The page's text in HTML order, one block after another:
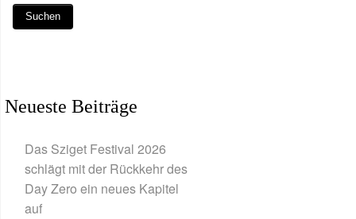
Neueste Beiträge
Das Sziget Festival 2026
schlägt mit der Rückkehr des
Day Zero ein neues Kapitel
auf